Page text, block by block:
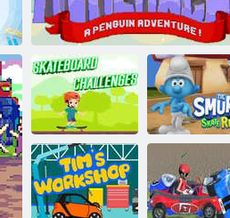
Lavinos pingvinų nuotykis!
Riedlenčių
iššūkiai
Smurfs Skate
Rush